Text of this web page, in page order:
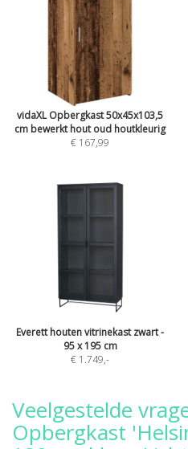
vidaXL Opbergkast 50x45x103,5
cm bewerkt hout oud houtkleurig
€ 167,99
Everett houten vitrinekast zwart -
95 x 195 cm
€ 1.749,-
Veelgestelde
Opbergkast